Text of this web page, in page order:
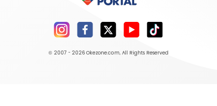
© 2007 - 2026 Okezone.com, All Rights Reserved